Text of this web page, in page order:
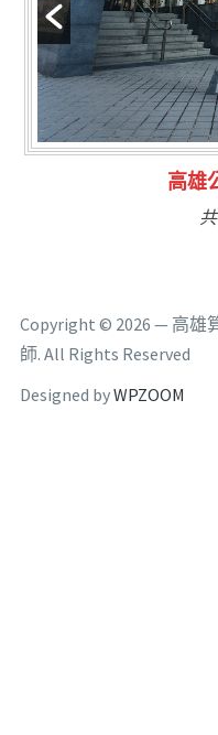
林氏福
Copyright © 2026 — 高雄
師. All Rights Reserved
Designed byWPZOOM